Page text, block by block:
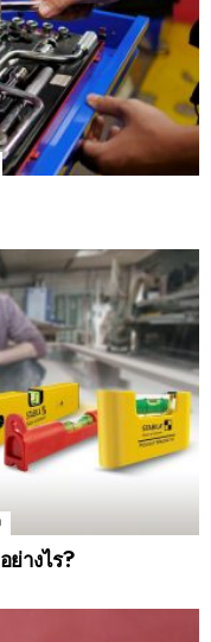
างไร?